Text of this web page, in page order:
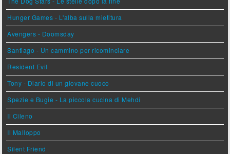
Hunger Games - L'alba sulla mietitura
Avengers - Doomsday
Santiago - Un cammino per ricominciare
Resident Evil
Tony - Diario di un giovane cuoco
Spezie e Bugie - La piccola cucina di Mehdi
Il Cileno
Il Malloppo
Silent Friend